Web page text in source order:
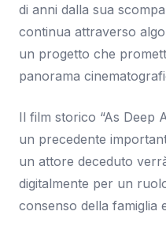
di anni dalla sua
continua attraverso
un progetto che
panorama
Il film storico “As Deep
un precedente
un attore deceduto
digitalmente per un
consenso della famiglia